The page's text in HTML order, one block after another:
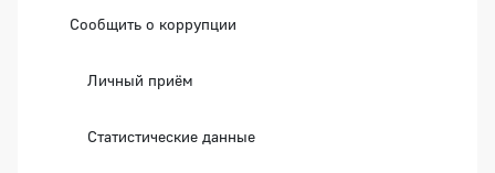
Сообщить о коррупции
Личный приём
Статистические данные